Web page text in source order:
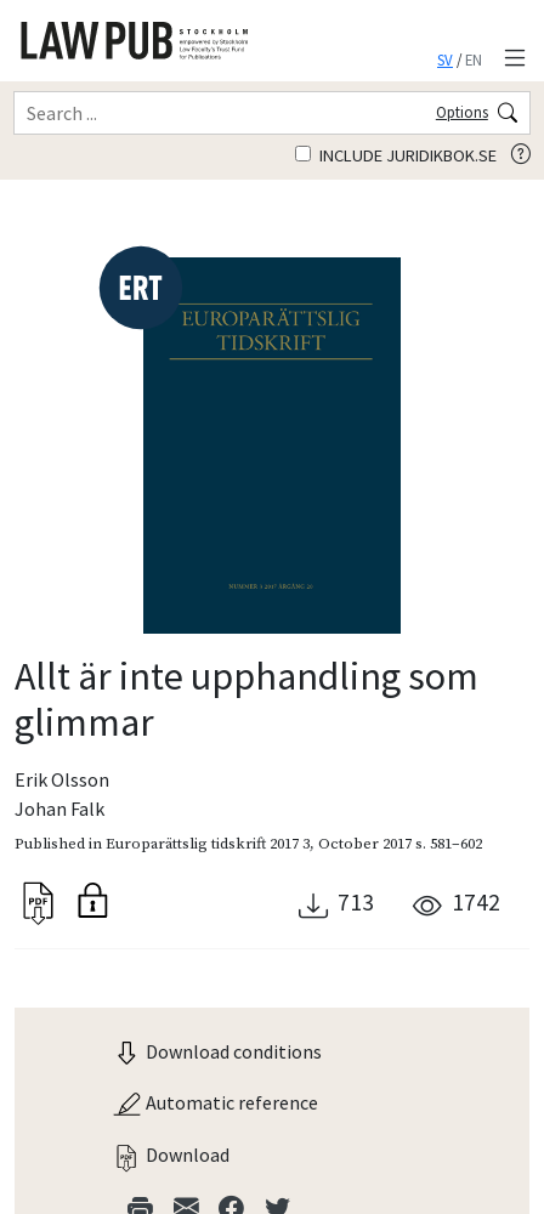
SV/EN
Options
INCLUDE JURIDIKBOK.SE
Allt är inte upphandling som
glimmar
Erik Olsson
Johan Falk
Published inEuroparättslig tidskrift 2017 3, October 2017s. 581–602
713 1742
Download conditions
Automatic reference
Download